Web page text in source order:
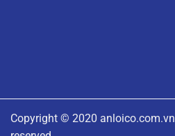
Copyright © 2020 anloico.com.vn